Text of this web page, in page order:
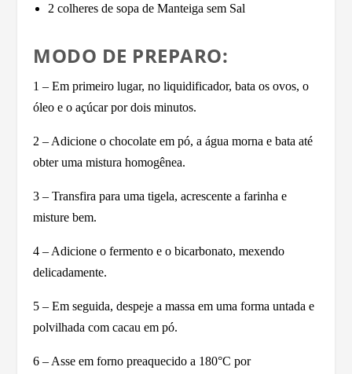
2 colheres de sopa de Manteiga sem Sal
MODO DE PREPARO:
1 – Em primeiro lugar, no liquidificador, bata os ovos, o
óleo e o açúcar por dois minutos.
2 – Adicione o chocolate em pó, a água morna e bata até
obter uma mistura homogênea.
3 – Transfira para uma tigela, acrescente a farinha e
misture bem.
4 – Adicione o fermento e o bicarbonato, mexendo
delicadamente.
5 – Em seguida, despeje a massa em uma forma untada e
polvilhada com cacau em pó.
6 – Asse em forno preaquecido a 180°C por